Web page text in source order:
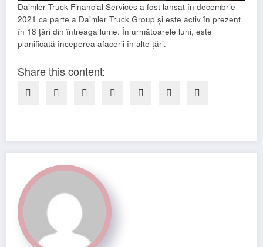
Daimler Truck Financial Services a fost lansat în decembrie
2021 ca parte a Daimler Truck Group și este activ în prezent
în 18 țări din întreaga lume. În următoarele luni, este
planificată începerea afacerii în alte țări.
Share this content: